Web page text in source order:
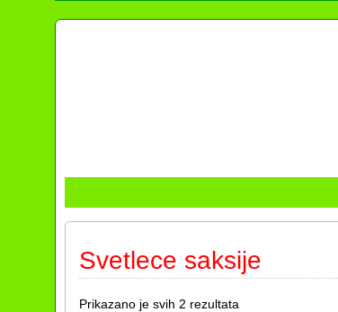
Svetlece saksije
Prikazano je svih 2 rezultata